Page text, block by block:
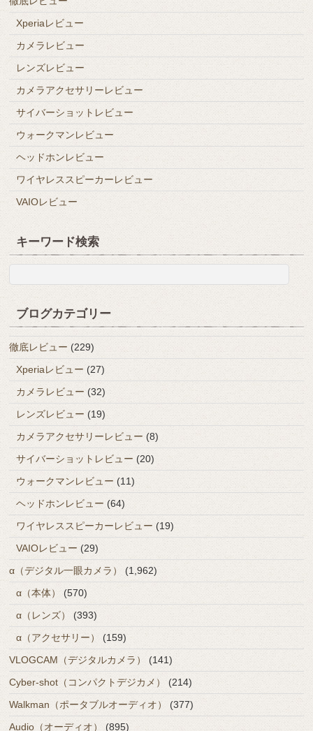
Xperiaレビュー
カメラレビュー
レンズレビュー
カメラアクセサリーレビュー
サイバーショットレビュー
ウォークマンレビュー
ヘッドホンレビュー
ワイヤレススピーカーレビュー
VAIOレビュー
キーワード検索
ブログカテゴリー
徹底レビュー (229)
Xperiaレビュー (27)
カメラレビュー (32)
レンズレビュー (19)
カメラアクセサリーレビュー (8)
サイバーショットレビュー (20)
ウォークマンレビュー (11)
ヘッドホンレビュー (64)
ワイヤレススピーカーレビュー (19)
VAIOレビュー (29)
α（デジタル一眼カメラ）
(1,962)
α（本体） (570)
α（レンズ）
(393)
α（アクセサリー）
(159)
VLOGCAM（デジタルカメラ）
(141)
Cyber-shot（コンパクトデジカメ）
(214)
Walkman（ポータブルオーディオ）
(377)
Audio（オーディオ）
(895)